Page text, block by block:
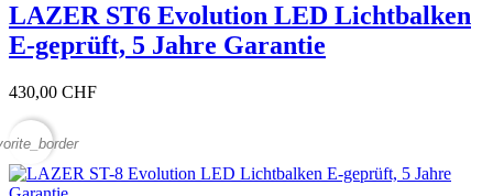
LAZER ST6 Evolution LED Lichtbalken
E-geprüft, 5 Jahre Garantie
430,00 CHF